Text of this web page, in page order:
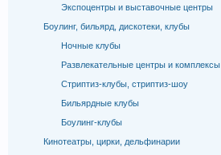
Экспоцентры и выставочные центры
Боулинг, бильярд, дискотеки, клубы
Ночные клубы
Развлекательные центры и комплексы
Стриптиз-клубы, стриптиз-шоу
Бильярдные клубы
Боулинг-клубы
Кинотеатры, цирки, дельфинарии